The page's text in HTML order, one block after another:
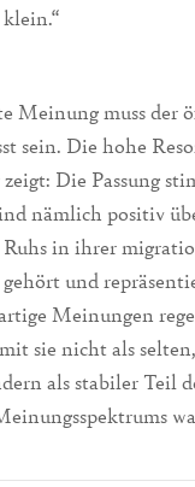
Meinung muss der
sein. Die hohe
Die Passung
nämlich positiv
in ihrer
und
Meinungen
sie nicht als
als stabiler Teil